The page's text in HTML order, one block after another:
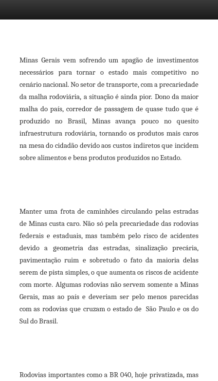
Minas Gerais vem sofrendo um apagão de investimentos
necessários para tornar o estado mais competitivo no
cenário nacional. No setor de transporte, com a precariedade
da malha rodoviária, a situação é ainda pior. Dono da maior
malha do país, corredor de passagem de quase tudo que é
produzido no Brasil, Minas avança pouco no quesito
infraestrutura rodoviária, tornando os produtos mais caros
na mesa do cidadão devido aos custos indiretos que incidem
sobre alimentos e bens produtos produzidos no Estado.
Manter uma frota de caminhões circulando pelas estradas
de Minas custa caro. Não só pela precariedade das rodovias
federais e estaduais, mas também pelo risco de acidentes
devido a geometria das estradas, sinalização precária,
pavimentação ruim e sobretudo o fato da maioria delas
serem de pista simples, o que aumenta os riscos de acidente
com morte. Algumas rodovias não servem somente a Minas
Gerais, mas ao país e deveriam ser pelo menos parecidas
com as rodovias que cruzam o estado de São Paulo e os do
Sul do Brasil.
Rodovias importantes como a BR 040, hoje privatizada, mas